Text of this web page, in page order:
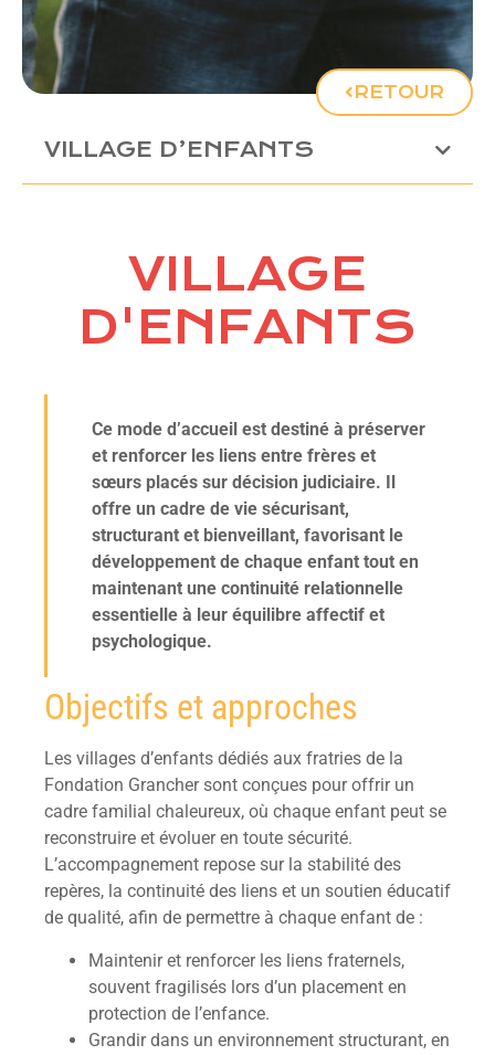
RETOUR
VILLAGE D’ENFANTS
VILLAGE
D'ENFANTS
Ce mode d’accueil est destiné à préserver
et renforcer les liens entre frères et
sœurs placés sur décision judiciaire. Il
offre un cadre de vie sécurisant,
structurant et bienveillant, favorisant le
développement de chaque enfant tout en
maintenant une continuité relationnelle
essentielle à leur équilibre affectif et
psychologique.
Objectifs et approches
Les villages d’enfants dédiés aux fratries de la
Fondation Grancher sont conçues pour offrir un
cadre familial chaleureux, où chaque enfant peut se
reconstruire et évoluer en toute sécurité.
L’accompagnement repose sur la stabilité des
repères, la continuité des liens et un soutien éducatif
de qualité, afin de permettre à chaque enfant de :
Maintenir et renforcer les liens fraternels,
souvent fragilisés lors d’un placement en
protection de l’enfance.
Grandir dans un environnement structurant, en